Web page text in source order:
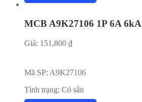
MCB A9K27106 1P 6A 6kA
Giá: 151,800 ₫
Mã SP: A9K27106
Tình trạng: Có sẵn